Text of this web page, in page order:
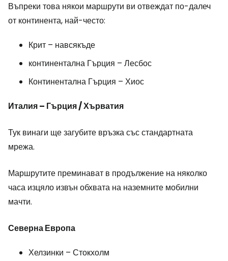
Въпреки това някои маршрути ви отвеждат по-далеч
от континента, най-често:
Крит – навсякъде
континентална Гърция – Лесбос
Континентална Гърция – Хиос
Италия – Гърция / Хърватия
Тук винаги ще загубите връзка със стандартната
мрежа.
Маршрутите преминават в продължение на няколко
часа изцяло извън обхвата на наземните мобилни
мачти.
Северна Европа
Хелзинки – Стокхолм